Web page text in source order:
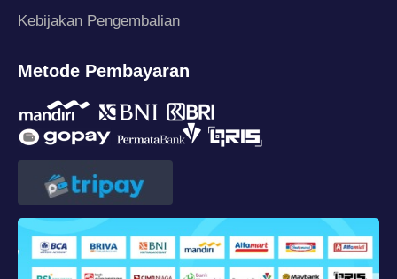
Kebijakan Pengembalian
Metode Pembayaran